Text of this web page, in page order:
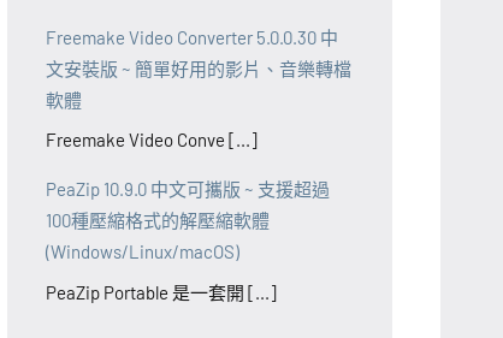
Freemake Video Converter 5.0.0.30 中
文安裝版 ~ 簡單好用的影片、音樂轉檔
軟體
Freemake Video Conve [...]
PeaZip 10.9.0 中文可攜版 ~ 支援超過
100種壓縮格式的解壓縮軟體
(Windows/Linux/macOS)
PeaZip Portable 是一套開 [...]